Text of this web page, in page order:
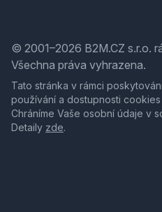
© 2001–2026 B2M.CZ s.r.o.
Všechna práva vyhrazena.
Tato stránka v rámci
používání a dostupnosti
Chráníme Vaše osobní údaje v
Detaily zde.